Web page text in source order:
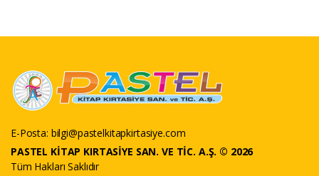
E-Posta: bilgi@pastelkitapkirtasiye.com
PASTEL KİTAP KIRTASİYE SAN. VE TİC. A.Ş. © 2026
Tüm Hakları Saklıdır